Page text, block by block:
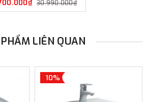
30.990.000₫
LIÊN QUAN
10%